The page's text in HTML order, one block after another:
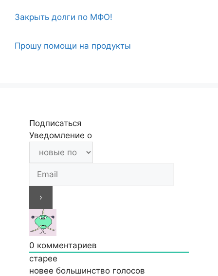
Закрыть долги по МФО!
Прошу помощи на продукты
Подписаться
Уведомление о
0 комментариев
старее
новее большинство голосов